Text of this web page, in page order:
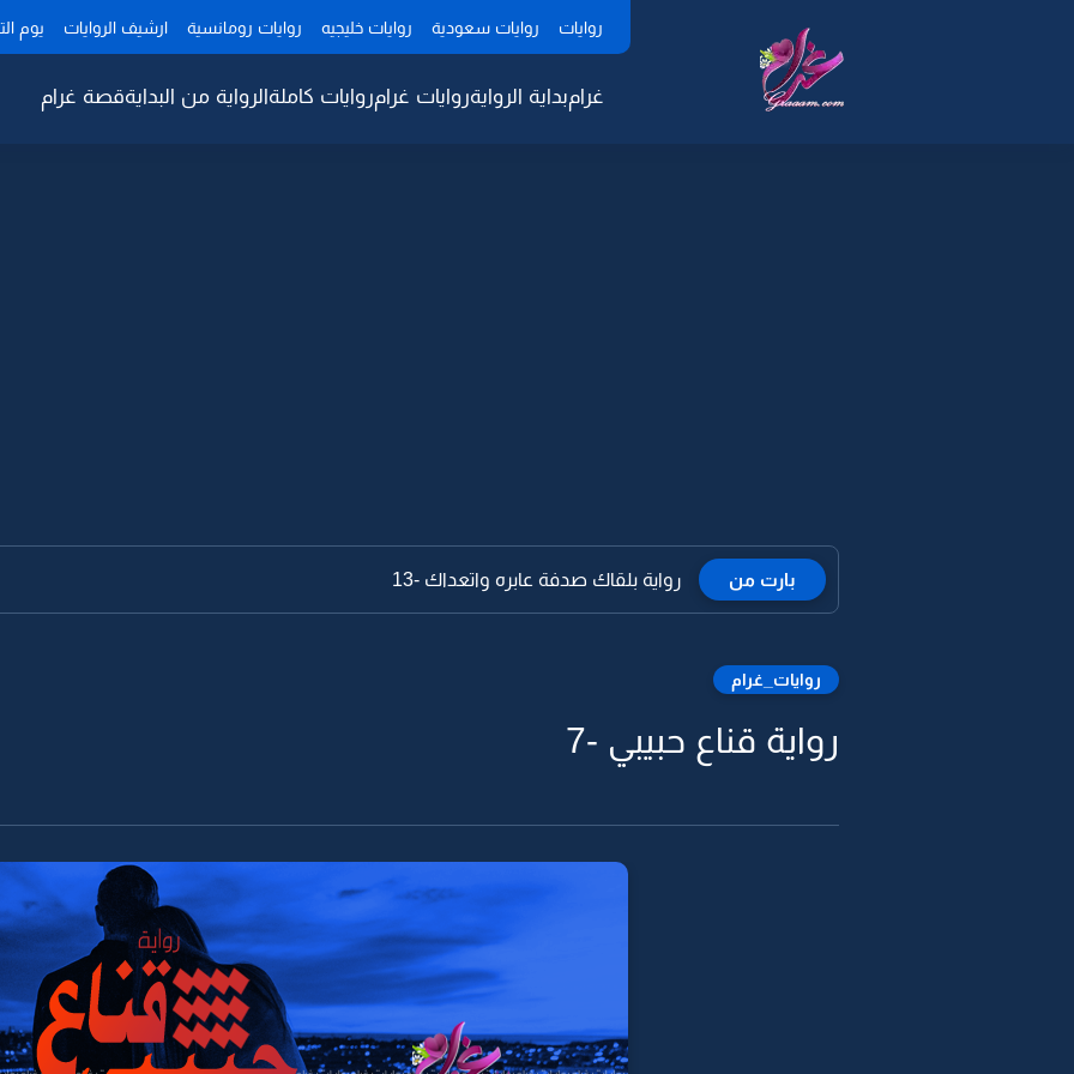
روايات روايات سعودية روايات خليجيه روايات رومانسية ارشيف الروايات يوم
غرامبداية الروايةروايات غرامروايات كاملةالرواية من البدايةقصة غرام
بارت من رواية بلقاك صدفة عابره واتعداك -13
روايات_غرام
رواية قناع حبيبي -7